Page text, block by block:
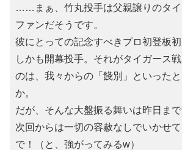
​……まぁ、竹丸投手は父親譲りのタイ
ファンだそうです。
彼にとっての記念すべきプロ初登板初
しかも開幕投手。それがタイガース
のは、我々からの「餞別」といった
か。
だが、そんな大盤振る舞いは昨日まで
次回からは一切の容赦なしでいかせて
で！（と、強がってみるw）